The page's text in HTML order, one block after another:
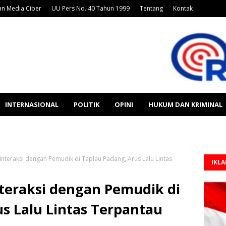
Media Ciber UU Pers No. 40 Tahun 1999 Tentang Kontak
INTERNASIONAL POLITIK OPINI HUKUM DAN KRIMINAL
dengan Pemudik di Taplau Padang, Arus Lalu Lintas
dengan Pemudik di
Lalu Lintas Terpantau